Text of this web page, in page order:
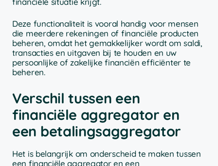
Deze functionaliteit is vooral handig voor mensen
die meerdere rekeningen of financiële producten
beheren, omdat het gemakkelijker wordt om saldi,
transacties en uitgaven bij te houden en uw
persoonlijke of zakelijke financiën efficiënter te
beheren.
Verschil tussen een
financiële aggregator en
een betalingsaggregator
Het is belangrijk om onderscheid te maken tussen
een financiële aggregator en een